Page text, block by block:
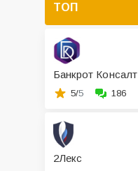
ТОП
Банкрот Консалт
5/5 186
2Лекс